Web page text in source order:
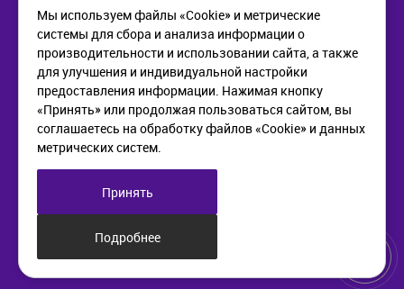
КОМПАНИЯ
О компании
Новости
Контакты
ПОМОЩЬ
Как купить
Доставка
Возврат
ИНФОРМАЦИЯ
Политика в отношении
обработки персональных
web@setium.ru
Малый пр. П.С., д 84-86
Мы используем файлы «Cookie» и метрические
системы для сбора и анализа информации о
производительности и использовании сайта, а также
для улучшения и индивидуальной настройки
предоставления информации. Нажимая кнопку
«Принять» или продолжая пользоваться сайтом, вы
соглашаетесь на обработку файлов «Cookie» и данных
метрических систем.
Принять
Подробнее